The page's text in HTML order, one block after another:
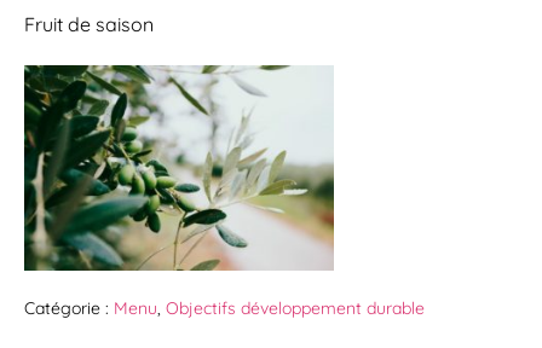
Fruit de saison
Catégorie : Menu, Objectifs développement durable